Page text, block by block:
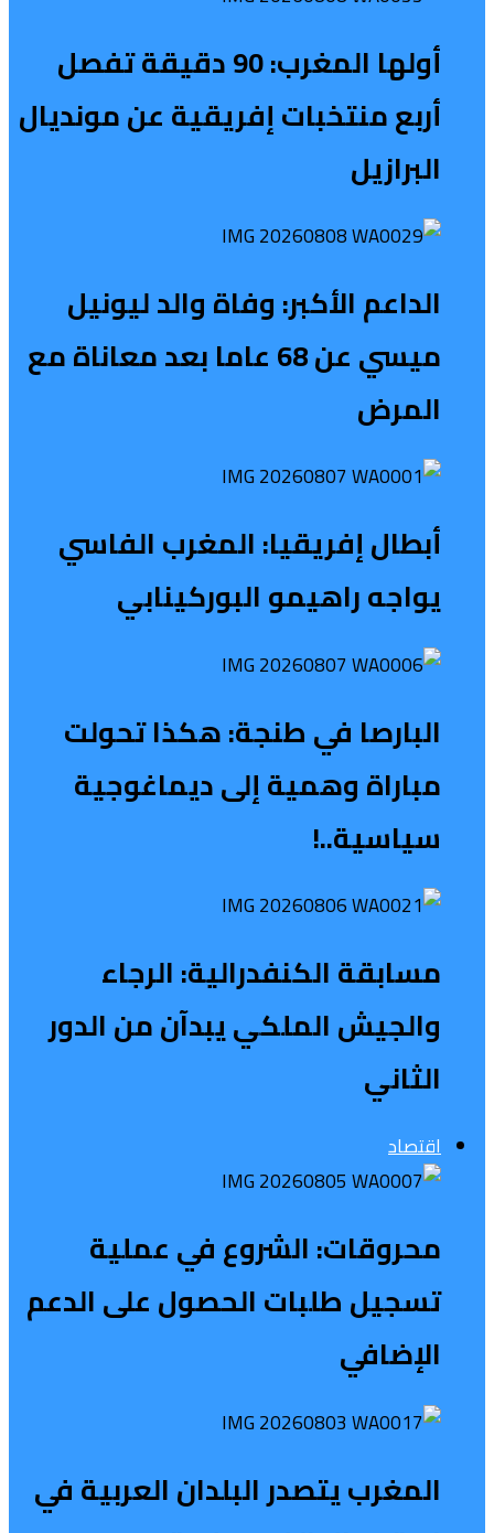
أولها المغرب: 90 دقيقة تفصل
أربع منتخبات إفريقية عن مونديال
البرازيل
الداعم الأكبر: وفاة والد ليونيل
ميسي عن 68 عاما بعد معاناة مع
المرض
أبطال إفريقيا: المغرب الفاسي
يواجه راهيمو البوركينابي
البارصا في طنجة: هكذا تحولت
مباراة وهمية إلى ديماغوجية
سياسية..!
مسابقة الكنفدرالية: الرجاء
والجيش الملكي يبدآن من الدور
الثاني
اقتصاد
محروقات: الشروع في عملية
تسجيل طلبات الحصول على الدعم
الإضافي
المغرب يتصدر البلدان العربية في